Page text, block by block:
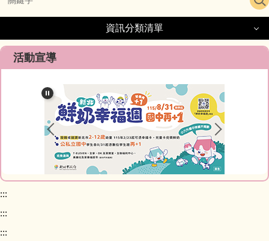
資訊分類清單
資訊分類清單
正常教學專區
課程計畫專區
校務問卷填寫
活動宣導
:::
:::
:::